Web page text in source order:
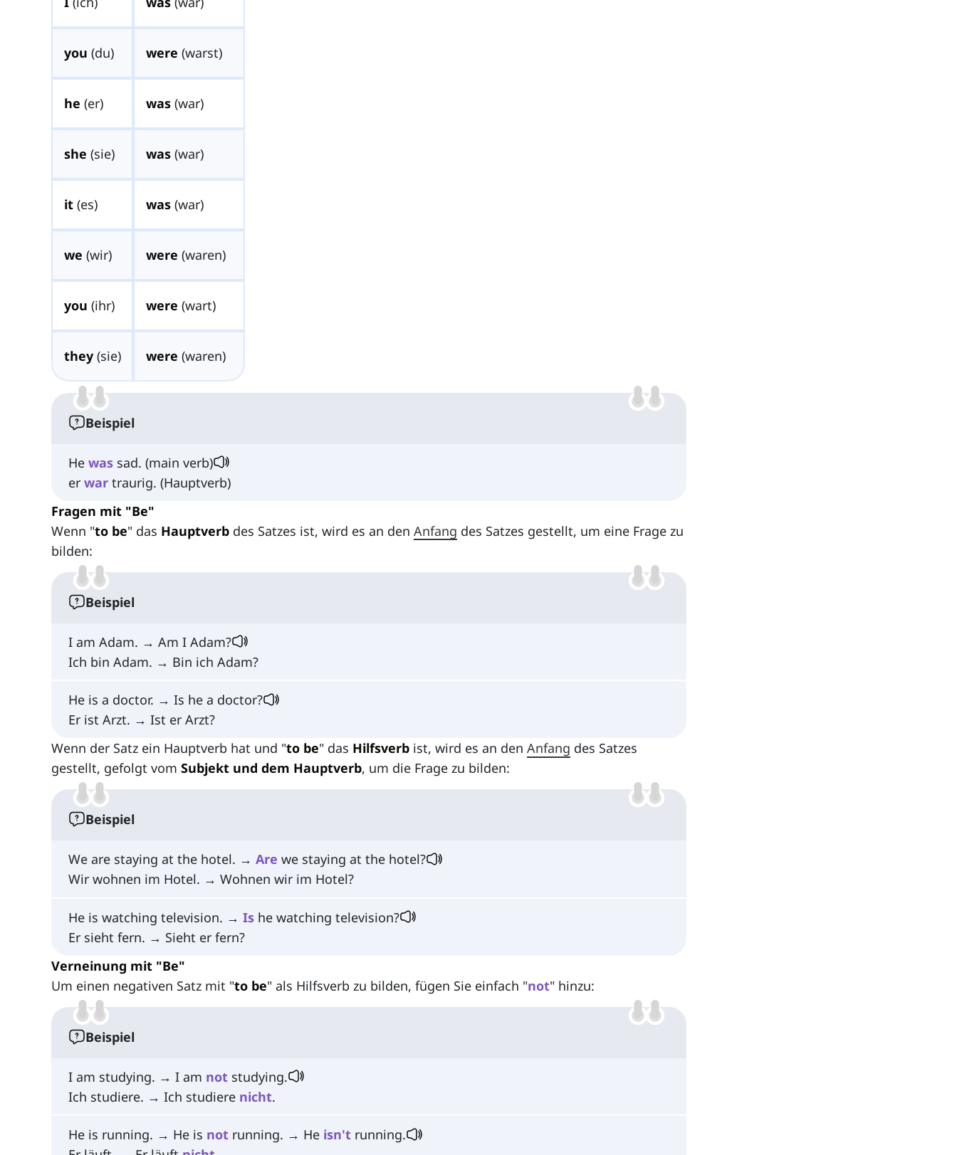
you (du) were (warst)
he (er) was(war)
she (sie) was(war)
it(es) was(war)
we (wir) were (waren)
you (ihr) were (wart)
they(sie) were (waren)
Beispiel
He was sad. (main verb)
er war traurig. (Hauptverb)
Fragen mit "Be"
Wenn "to be" das Hauptverb des Satzes ist, wird es an den Anfang des Satzes gestellt, um eine Frage zu
bilden:
Beispiel
I am Adam. → Am I Adam?
Ich bin Adam. → Bin ich Adam?
He is a doctor. → Is he a doctor?
Er ist Arzt. → Ist er Arzt?
Wenn der Satz ein Hauptverb hat und "to be" das Hilfsverb ist, wird es an den Anfang des Satzes
gestellt, gefolgt vom Subjekt und dem Hauptverb, um die Frage zu bilden:
Beispiel
We are staying at the hotel. → Are we staying at the hotel?
Wir wohnen im Hotel. → Wohnen wir im Hotel?
He is watching television. → Is he watching television?
Er sieht fern. → Sieht er fern?
Verneinung mit "Be"
Um einen negativen Satz mit "to be" als Hilfsverb zu bilden, fügen Sie einfach "not" hinzu:
Beispiel
I am studying. → I am not studying.
Ich studiere. → Ich studiere nicht.
He is running. → He is not running. → He isn't running.